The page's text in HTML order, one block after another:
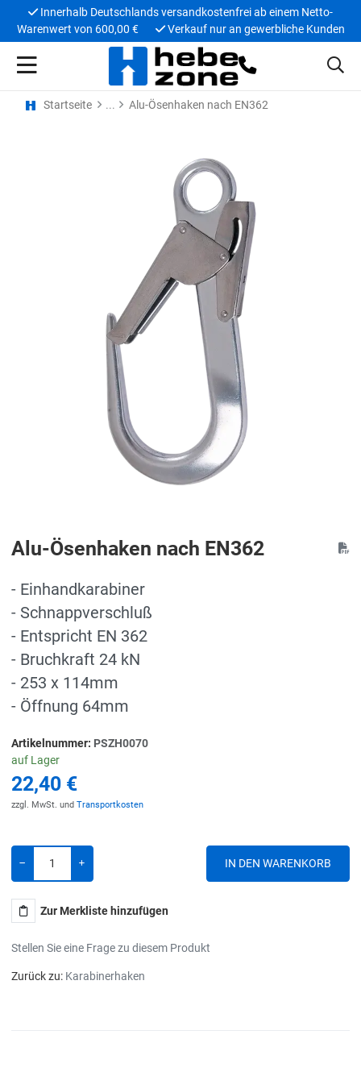
Innerhalb Deutschlands versandkostenfrei ab einem Netto-
Warenwert von 600,00 €
Verkauf nur an gewerbliche Kunden
Startseite Alu-Ösenhaken nach EN362
Alu-Ösenhaken nach EN362
- Einhandkarabiner
- Schnappverschluß
- Entspricht EN 362
- Bruchkraft 24 kN
- 253 x 114mm
- Öffnung 64mm
Artikelnummer: PSZH0070
auf Lager
22,40 €
zzgl. MwSt. und Transportkosten
Menge
Zur Merkliste hinzufügen
Stellen Sie eine Frage zu diesem Produkt
Zurück zu: Karabinerhaken